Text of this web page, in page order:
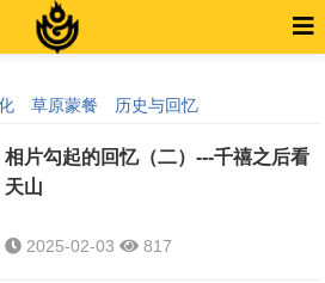
草原蒙餐 历史与回忆
相片勾起的回忆（二）---千禧之后看
天山
2025-02-03 817